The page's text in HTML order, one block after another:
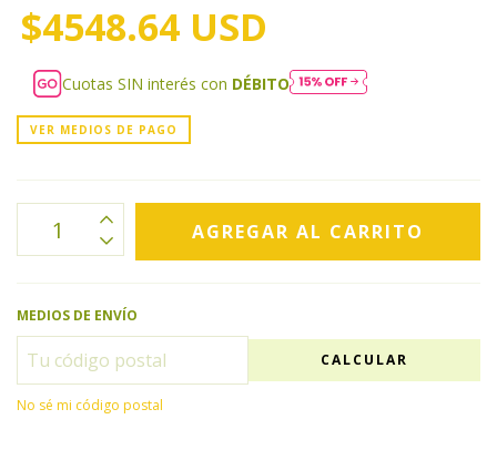
$4548.64 USD
Cuotas SIN interés con DÉBITO
VER MEDIOS DE PAGO
MEDIOS DE ENVÍO
CALCULAR
No sé mi código postal